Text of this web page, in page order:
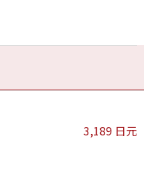
3,189 日元